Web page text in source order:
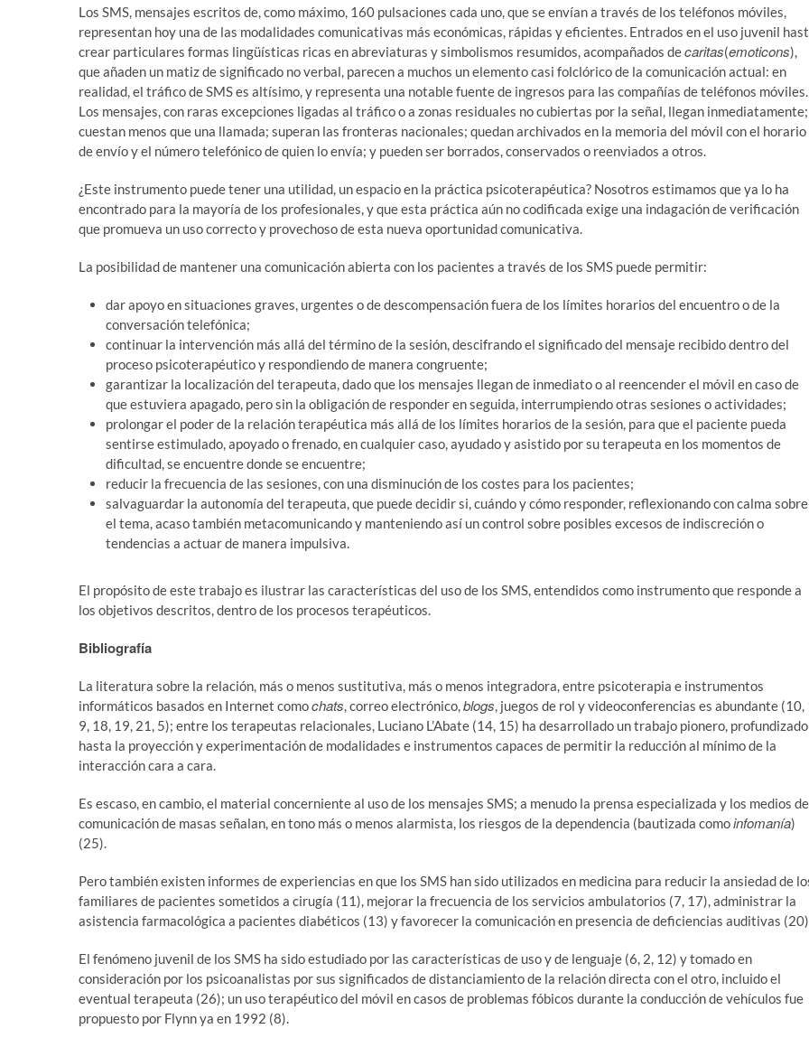
Los SMS, mensajes escritos de, como máximo, 160 pulsaciones cada uno, que se envían a través de los teléfonos móviles,
representan hoy una de las modalidades comunicativas más económicas, rápidas y eficientes. Entrados en el uso juvenil
crear particulares formas lingüísticas ricas en abreviaturas y simbolismos resumidos, acompañados decaritas(emoticons),
que añaden un matiz de significado no verbal, parecen a muchos un elemento casi folclórico de la comunicación actual: en
realidad, el tráfico de SMS es altísimo, y representa una notable fuente de ingresos para las compañías de teléfonos móviles.
Los mensajes, con raras excepciones ligadas al tráfico o a zonas residuales no cubiertas por la señal, llegan inmediatamente;
cuestan menos que una llamada; superan las fronteras nacionales; quedan archivados en la memoria del móvil con el horario
de envío y el número telefónico de quien lo envía; y pueden ser borrados, conservados o reenviados a otros.
¿Este instrumento puede tener una utilidad, un espacio en la práctica psicoterapéutica? Nosotros estimamos que ya lo ha
encontrado para la mayoría de los profesionales, y que esta práctica aún no codificada exige una indagación de verificación
que promueva un uso correcto y provechoso de esta nueva oportunidad comunicativa.
La posibilidad de mantener una comunicación abierta con los pacientes a través de los SMS puede permitir:
dar apoyo en situaciones graves, urgentes o de descompensación fuera de los límites horarios del encuentro o de la
conversación telefónica;
continuar la intervención más allá del término de la sesión, descifrando el significado del mensaje recibido dentro del
proceso psicoterapéutico y respondiendo de manera congruente;
garantizar la localización del terapeuta, dado que los mensajes llegan de inmediato o al reencender el móvil en caso de
que estuviera apagado, pero sin la obligación de responder en seguida, interrumpiendo otras sesiones o actividades;
prolongar el poder de la relación terapéutica más allá de los límites horarios de la sesión, para que el paciente pueda
sentirse estimulado, apoyado o frenado, en cualquier caso, ayudado y asistido por su terapeuta en los momentos de
dificultad, se encuentre donde se encuentre;
reducir la frecuencia de las sesiones, con una disminución de los costes para los pacientes;
salvaguardar la autonomía del terapeuta, que puede decidir si, cuándo y cómo responder, reflexionando con calma sobre
el tema, acaso también metacomunicando y manteniendo así un control sobre posibles excesos de indiscreción o
tendencias a actuar de manera impulsiva.
El propósito de este trabajo es ilustrar las características del uso de los SMS, entendidos como instrumento que responde a
los objetivos descritos, dentro de los procesos terapéuticos.
Bibliografía
La literatura sobre la relación, más o menos sustitutiva, más o menos integradora, entre psicoterapia e instrumentos
informáticos basados en Internet comochats, correo electrónico,blogs, juegos de rol y videoconferencias es abundante (10,
9, 18, 19, 21, 5); entre los terapeutas relacionales, Luciano L’Abate (14, 15) ha desarrollado un trabajo pionero, profundizado
hasta la proyección y experimentación de modalidades e instrumentos capaces de permitir la reducción al mínimo de la
interacción cara a cara.
Es escaso, en cambio, el material concerniente al uso de los mensajes SMS; a menudo la prensa especializada y los medios de
comunicación de masas señalan, en tono más o menos alarmista, los riesgos de la dependencia (bautizada comoinfomanía)
(25).
Pero también existen informes de experiencias en que los SMS han sido utilizados en medicina para reducir la ansiedad de
familiares de pacientes sometidos a cirugía (11), mejorar la frecuencia de los servicios ambulatorios (7, 17), administrar la
asistencia farmacológica a pacientes diabéticos (13) y favorecer la comunicación en presencia de deficiencias auditivas
El fenómeno juvenil de los SMS ha sido estudiado por las características de uso y de lenguaje (6, 2, 12) y tomado en
consideración por los psicoanalistas por sus significados de distanciamiento de la relación directa con el otro, incluido el
eventual terapeuta (26); un uso terapéutico del móvil en casos de problemas fóbicos durante la conducción de vehículos fue
propuesto por Flynn ya en 1992 (8).